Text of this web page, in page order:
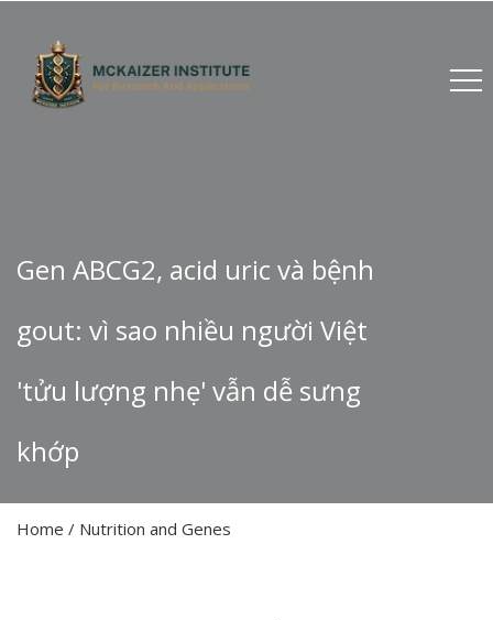
Gen ABCG2, acid uric và bệnh
gout: vì sao nhiều người Việt
'tửu lượng nhẹ' vẫn dễ sưng
khớp
Home / Nutrition and Genes